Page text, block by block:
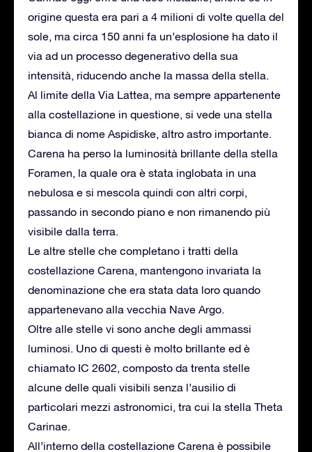
origine questa era pari a 4 milioni di volte quella del
sole, ma circa 150 anni fa un’esplosione ha dato il
via ad un processo degenerativo della sua
intensità, riducendo anche la massa della stella.
Al limite della Via Lattea, ma sempre appartenente
alla costellazione in questione, si vede una stella
bianca di nome Aspidiske, altro astro importante.
Carena ha perso la luminosità brillante della stella
Foramen, la quale ora è stata inglobata in una
nebulosa e si mescola quindi con altri corpi,
passando in secondo piano e non rimanendo più
visibile dalla terra.
Le altre stelle che completano i tratti della
costellazione Carena, mantengono invariata la
denominazione che era stata data loro quando
appartenevano alla vecchia Nave Argo.
Oltre alle stelle vi sono anche degli ammassi
luminosi. Uno di questi è molto brillante ed è
chiamato IC 2602, composto da trenta stelle
alcune delle quali visibili senza l’ausilio di
particolari mezzi astronomici, tra cui la stella Theta
Carinae.
All’interno della costellazione Carena è possibile